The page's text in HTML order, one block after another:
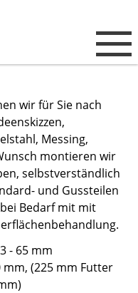
wir für Sie nach
Messing,
montieren wir
selbstverständlich
und Gussteilen
Bedarf mit mit
- 65 mm
(225 mm Futter